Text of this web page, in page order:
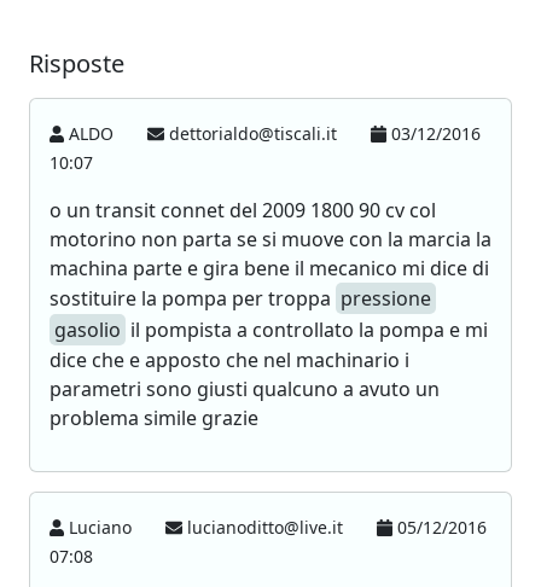
Risposte
ALDO dettorialdo@tiscali.it
03/12/2016
10:07
o un transit connet del 2009 1800 90 cv col
motorino non parta se si muove con la marcia la
machina parte e gira bene il mecanico mi dice di
sostituire la pompa per troppa pressione
gasolio il pompista a controllato la pompa e mi
dice che e apposto che nel machinario i
parametri sono giusti qualcuno a avuto un
problema simile grazie
Luciano lucianoditto@live.it
05/12/2016
07:08